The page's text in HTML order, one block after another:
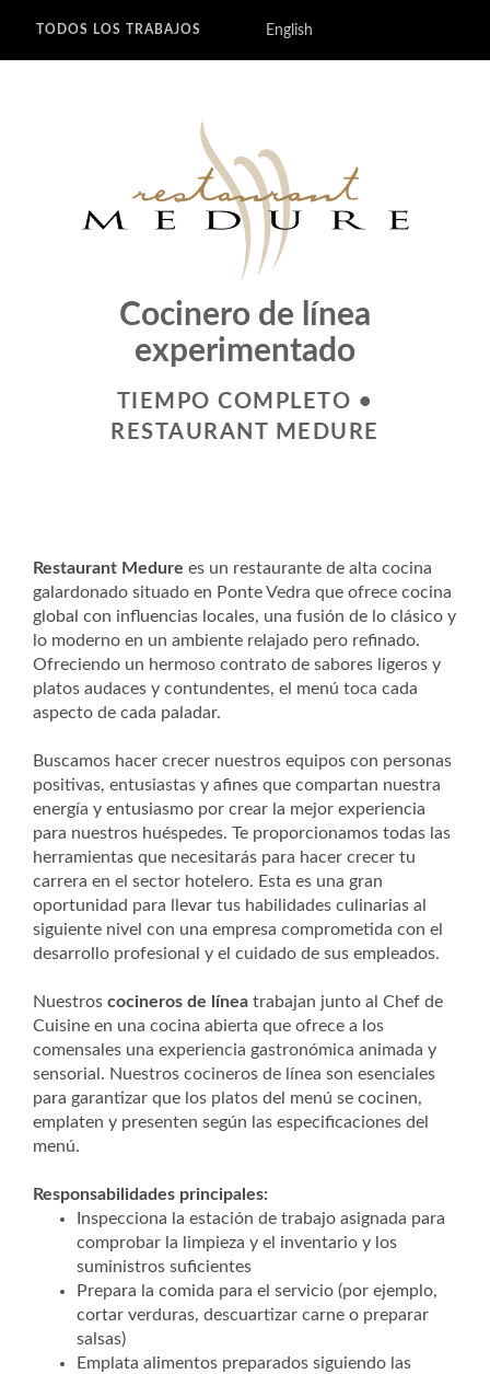
TODOS LOS TRABAJOS English
Cocinero de línea
experimentado
TIEMPO COMPLETO •
RESTAURANT MEDURE
Restaurant Medure es un restaurante de alta cocina
galardonado situado en Ponte Vedra que ofrece cocina
global con influencias locales, una fusión de lo clásico y
lo moderno en un ambiente relajado pero refinado.
Ofreciendo un hermoso contrato de sabores ligeros y
platos audaces y contundentes, el menú toca cada
aspecto de cada paladar.
Buscamos hacer crecer nuestros equipos con personas
positivas, entusiastas y afines que compartan nuestra
energía y entusiasmo por crear la mejor experiencia
para nuestros huéspedes. Te proporcionamos todas las
herramientas que necesitarás para hacer crecer tu
carrera en el sector hotelero. Esta es una gran
oportunidad para llevar tus habilidades culinarias al
siguiente nivel con una empresa comprometida con el
desarrollo profesional y el cuidado de sus empleados.
Nuestros cocineros de línea trabajan junto al Chef de
Cuisine en una cocina abierta que ofrece a los
comensales una experiencia gastronómica animada y
sensorial. Nuestros cocineros de línea son esenciales
para garantizar que los platos del menú se cocinen,
emplaten y presenten según las especificaciones del
menú.
Responsabilidades principales:
Inspecciona la estación de trabajo asignada para
comprobar la limpieza y el inventario y los
suministros suficientes
Prepara la comida para el servicio (por ejemplo,
cortar verduras, descuartizar carne o preparar
salsas)
Emplata alimentos preparados siguiendo las